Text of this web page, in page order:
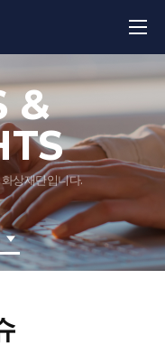
&
상재단입니다.